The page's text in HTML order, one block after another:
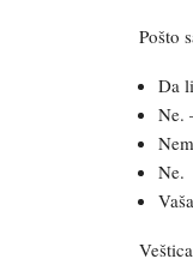
Pošto
Da
Ne.
Ne.
Veštica